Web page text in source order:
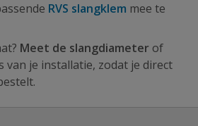
RVS slangklem mee te
Meet de slangdiameter of
van je installatie, zodat je direct